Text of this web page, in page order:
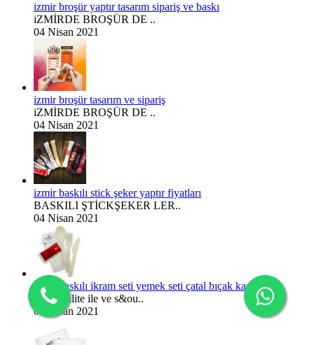
izmir broşür yaptır tasarım sipariş ve baskı
iZMİRDE BROŞÜR DE ..
04 Nisan 2021
izmir broşür tasarım ve sipariş
iZMİRDE BROŞÜR DE ..
04 Nisan 2021
izmir baskılı stick şeker yaptır fiyatları
BASKILI ŞTİCKŞEKER LER..
04 Nisan 2021
izmir baskılı ikram seti yemek seti çatal bıçak kaşık set
en iyi kalite ile ve s&ou..
04 Nisan 2021